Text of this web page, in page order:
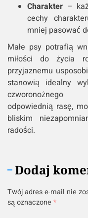
Charakter –
cechy
mniej pasować
Małe psy potrafią
miłości do życia
przyjaznemu
stanowią idealny
czworonożnego
odpowiednią rasę,
bliskim
radości.
Dodaj
Twój adres e-mail nie
są oznaczone *